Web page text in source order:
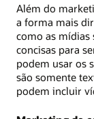
Além do
a forma mais
como as mídias
concisas para
podem usar os
são somente
podem incluir